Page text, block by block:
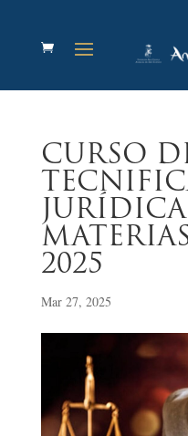
CURSO
2025
Mar 27, 2025